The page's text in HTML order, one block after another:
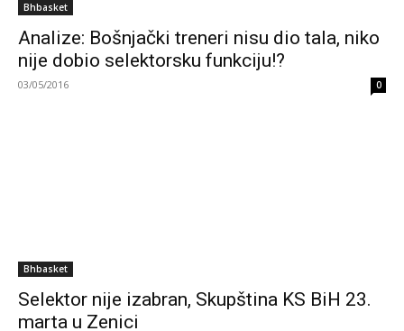
Bhbasket
Analize: Bošnjački treneri nisu dio tala, niko
nije dobio selektorsku funkciju!?
03/05/2016 0
Bhbasket
Selektor nije izabran, Skupština KS BiH 23.
marta u Zenici